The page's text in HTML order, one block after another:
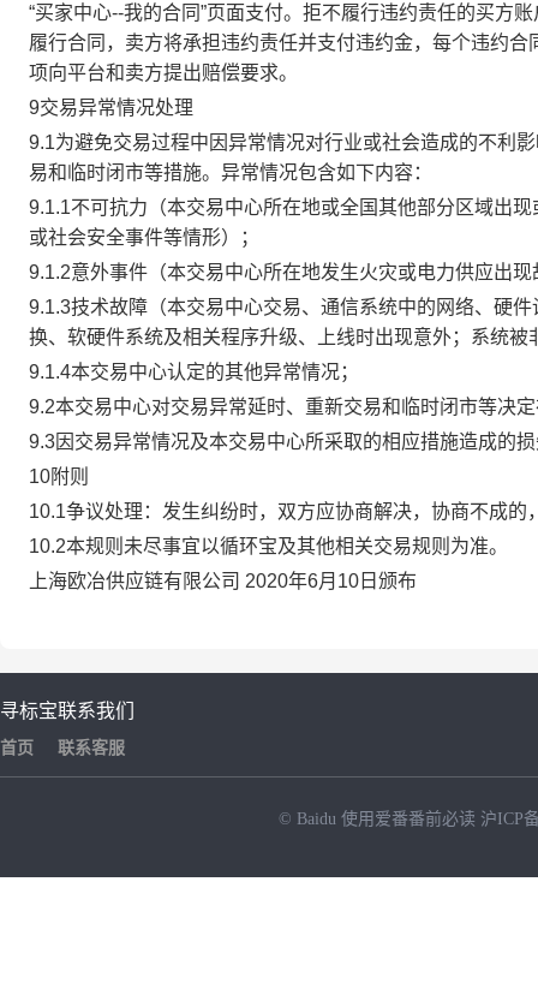
“买家中心--我的合同”页面支付。拒不履行违约责任的买方
履行合同，卖方将承担违约责任并支付违约金，每个违约
项向平台和卖方提出赔偿要求。
9交易异常情况处理
9.1为避免交易过程中因异常情况对行业或社会造成的不利
易和临时闭市等措施。异常情况包含如下内容：
9.1.1不可抗力（本交易中心所在地或全国其他部分区域出
或社会安全事件等情形）；
9.1.2意外事件（本交易中心所在地发生火灾或电力供应出
9.1.3技术故障（本交易中心交易、通信系统中的网络、硬
换、软硬件系统及相关程序升级、上线时出现意外；系统
9.1.4本交易中心认定的其他异常情况；
9.2本交易中心对交易异常延时、重新交易和临时闭市等决
9.3因交易异常情况及本交易中心所采取的相应措施造成的
10附则
10.1争议处理：发生纠纷时，双方应协商解决，协商不成
10.2本规则未尽事宜以循环宝及其他相关交易规则为准。
上海欧冶供应链有限公司 2020年6月10日颁布
寻标宝
首页
联系我们
联系客服
© Baidu 使用爱番番前必读 沪ICP